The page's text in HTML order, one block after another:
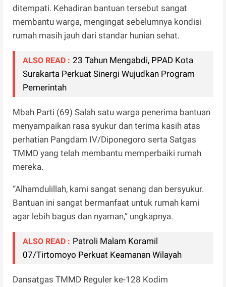
ditempati. Kehadiran bantuan tersebut sangat
membantu warga, mengingat sebelumnya kondisi
rumah masih jauh dari standar hunian sehat.
ALSO READ : 23 Tahun Mengabdi, PPAD Kota
Surakarta Perkuat Sinergi Wujudkan Program
Pemerintah
Mbah Parti (69) Salah satu warga penerima bantuan
menyampaikan rasa syukur dan terima kasih atas
perhatian Pangdam IV/Diponegoro serta Satgas
TMMD yang telah membantu memperbaiki rumah
mereka.
“Alhamdulillah, kami sangat senang dan bersyukur.
Bantuan ini sangat bermanfaat untuk rumah kami
agar lebih bagus dan nyaman,” ungkapnya.
ALSO READ : Patroli Malam Koramil
07/Tirtomoyo Perkuat Keamanan Wilayah
Dansatgas TMMD Reguler ke-128 Kodim